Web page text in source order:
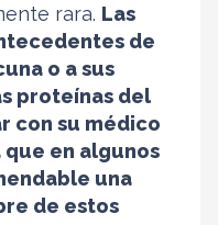
rara. Las
de
o a sus
proteínas del
con su médico
que en algunos
una
de estos